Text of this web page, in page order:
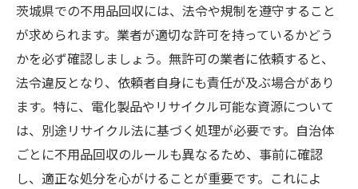
ベッド処分の失敗例とその回避方法
不用品回収における準備の重要性
茨城県の不用品回収でのよくあるトラブル
と解決法
業者選びで注意すべき点とその対策
回収スケジュールの調整で失敗を防ぐ方法
茨城県の不用品回収業者選びでベッド処分に役
茨城県での不用品回収には、法令や規制を遵守すること
が求められます。業者が適切な許可を持っているかどう
かを必ず確認しましょう。無許可の業者に依頼すると、
法令違反となり、依頼者自身にも責任が及ぶ場合があり
ます。特に、電化製品やリサイクル可能な資源について
は、別途リサイクル法に基づく処理が必要です。自治体
ごとに不用品回収のルールも異なるため、事前に確認
し、適正な処分を心がけることが重要です。これによ